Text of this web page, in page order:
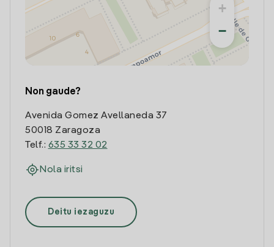
+
−
Non gaude?
Avenida Gomez Avellaneda 37
50018 Zaragoza
Telf.: 635 33 32 02
Nola iritsi
Deitu iezaguzu